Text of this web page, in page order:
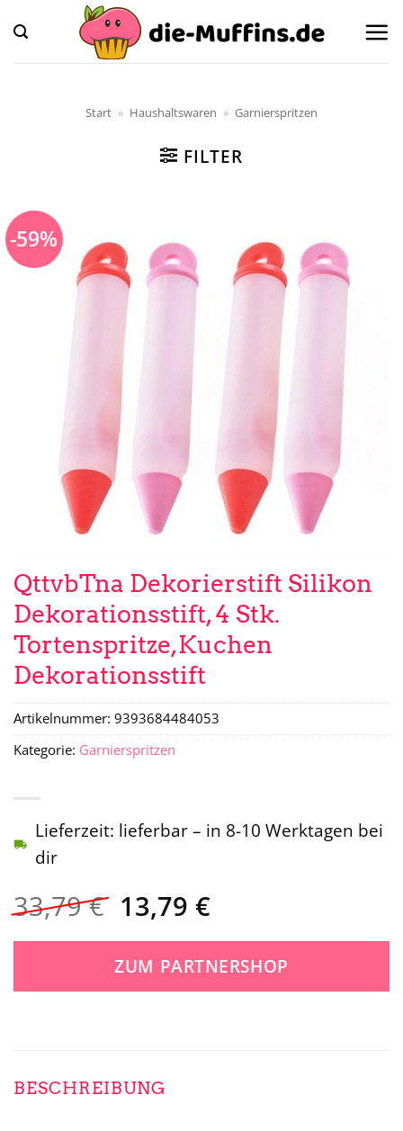
Inhalt
springen
Start » Haushaltswaren » Garnierspritzen
FILTER
-59%
QttvbTna Dekorierstift Silikon
Dekorationsstift, 4 Stk.
Tortenspritze,Kuchen
Dekorationsstift
33,79€ Ursprünglicher
Preis
war:
33,79 €
13,79 €Aktueller
ist:
13,79 €.
Lieferzeit: lieferbar – in 8-10 Werktagen bei
dir
ZUM PARTNERSHOP
Artikelnummer: 9393684484053
Kategorie: Garnierspritzen
BESCHREIBUNG